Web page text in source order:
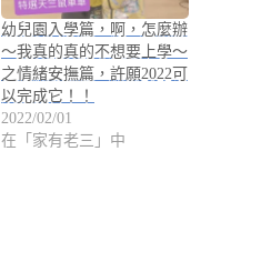
幼兒園入學篇，啊，怎麼辦
～我真的真的不想要上學～
之情緒安撫篇，許願2022可
以完成它！！
2022/02/01
在「家有老三」中